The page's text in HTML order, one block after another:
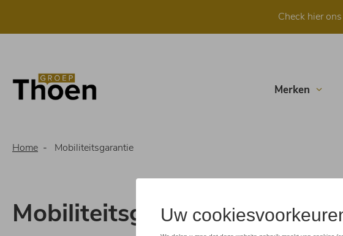
naar
Check hier ons
Merken
Home Mobiliteitsgarantie
Mobiliteitsgarantie